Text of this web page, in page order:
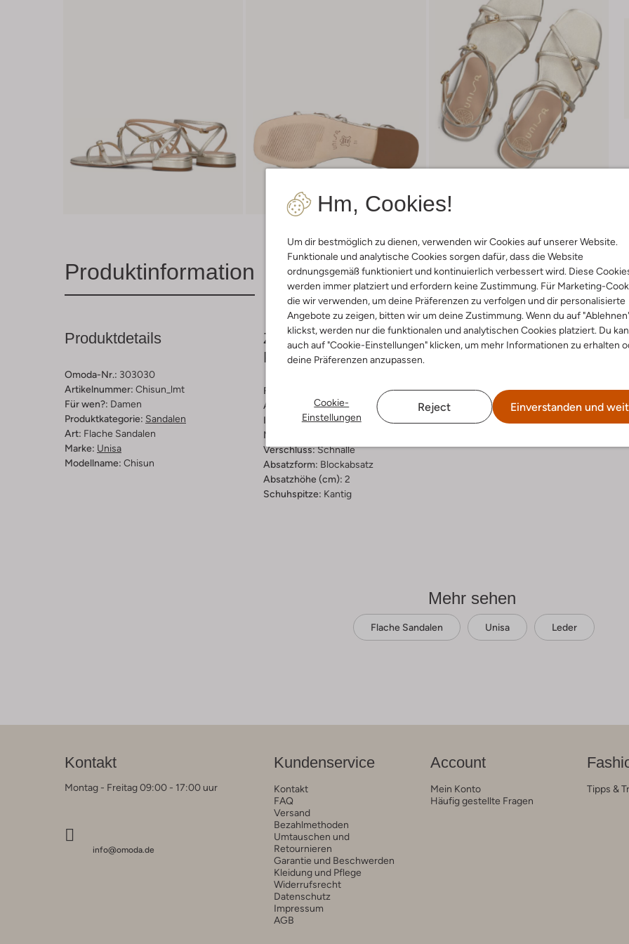
Hm, Cookies!
Um dir bestmöglich zu dienen, verwenden wir Cookies auf unserer Website.
Funktionale und analytische Cookies sorgen dafür, dass die Website
ordnungsgemäß funktioniert und kontinuierlich verbessert wird. Diese
werden immer platziert und erfordern keine Zustimmung. Für Marketing-
die wir verwenden, um deine Präferenzen zu verfolgen und dir personalisierte
Angebote zu zeigen, bitten wir um deine Zustimmung. Wenn du auf
klickst, werden nur die funktionalen und analytischen Cookies platziert. Du
auch auf "Cookie-Einstellungen" klicken, um mehr Informationen zu erhalten
deine Präferenzen anzupassen.
Cookie-
Einstellungen
Reject Einverstanden und
Produktinformation Lieferung & Rückgabe
Produktdetails
Omoda-Nr.: 303030
Artikelnummer: Chisun_lmt
Für wen?: Damen
Produktkategorie: Sandalen
Art: Flache Sandalen
Marke: Unisa
Modellname: Chisun
Zusammensetzung &
Passform
Farbe :
Außenmaterial:Leder
Innenmaterial:Leder, Leder-Optik
Material Sohle:
Verschluss:Schnalle
Absatzform: Blockabsatz
Absatzhöhe (cm): 2
Schuhspitze: Kantig
Mehr sehen
Flache Sandalen Unisa Leder
Kontakt
Montag - Freitag 09:00 - 17:00 uur
info@omoda.de
Kundenservice
Kontakt
FAQ
Versand
Bezahlmethoden
Umtauschen und
Retournieren
Garantie und Beschwerden
Kleidung und Pflege
Widerrufsrecht
Datenschutz
Impressum
AGB
Account
Mein Konto
Häufig gestellte Fragen
Tipps &